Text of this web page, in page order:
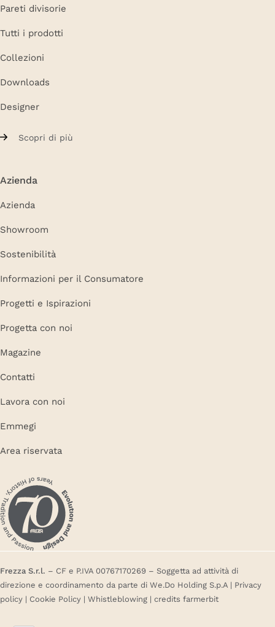
Pareti divisorie
Tutti i prodotti
Collezioni
Downloads
Designer
Scopri di più
Azienda
Azienda
Showroom
Sostenibilità
Informazioni per il Consumatore
Progetti e Ispirazioni
Progetta con noi
Magazine
Contatti
Lavora con noi
Emmegi
Area riservata
Frezza S.r.l. – CF e P.IVA 00767170269 – Soggetta ad attività di
direzione e coordinamento da parte di We.Do Holding S.p.A | Privacy
policy | Cookie Policy | Whistleblowing | credits farmerbit